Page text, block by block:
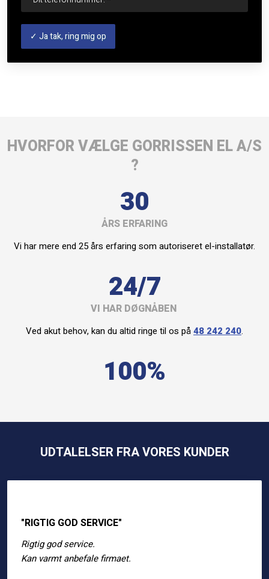
HVORFOR VÆLGE GORRISSEN EL A/S
?
30
ÅRS ERFARING
Vi har mere end 25 års erfaring som autoriseret el-installatør.
24/7
VI HAR DØGNÅBEN
Ved akut behov, kan du altid ringe til os på48 242 240.
100%
UDTALELSER FRA VORES KUNDER
"RIGTIG GOD SERVICE"
Rigtig god service.
​Kan varmt anbefale firmaet.​